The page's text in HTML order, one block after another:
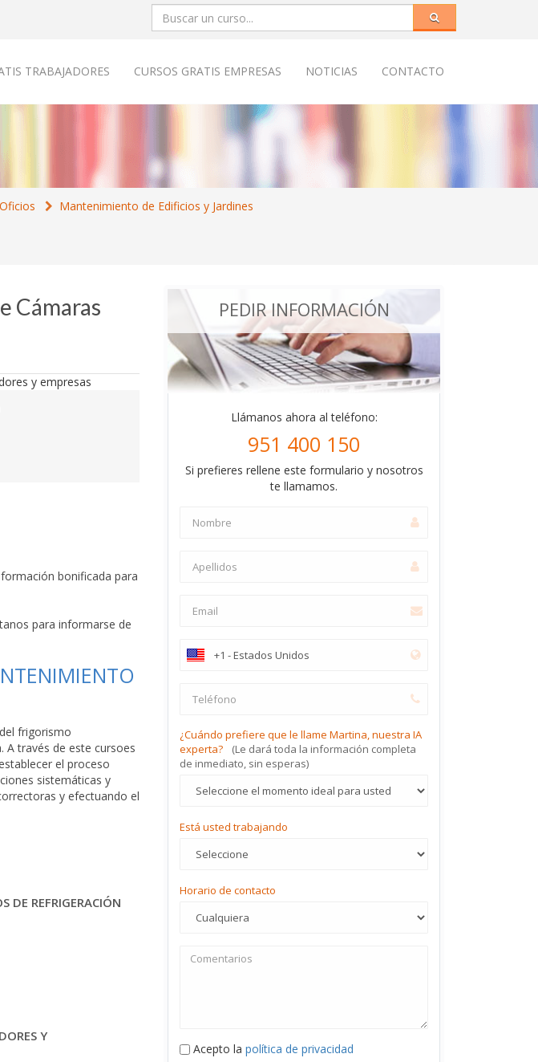
TRABAJADORES CURSOS GRATIS EMPRESAS NOTICIAS CONTACTO
Mantenimiento de Edificios y Jardines
Cámaras
bonificada para
para informarse de
frigorismo
A través de este cursoes
el proceso
sistemáticas y
y efectuando el
DE REFRIGERACIÓN
Y
PEDIR INFORMACIÓN
Llámanos ahora al teléfono:
951 400 150
Si prefieres rellene este formulario y nosotros
te llamamos.
¿Cuándo prefiere que le llame Martina, nuestra IA
experta?
(Le dará toda la información completa
de inmediato, sin esperas)
Está usted trabajando
Horario de contacto
Acepto la política de privacidad